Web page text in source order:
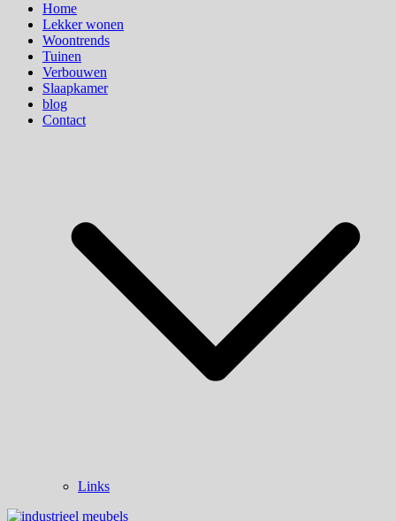
Home
Lekker wonen
Woontrends
Tuinen
Verbouwen
Slaapkamer
blog
Contact
Links